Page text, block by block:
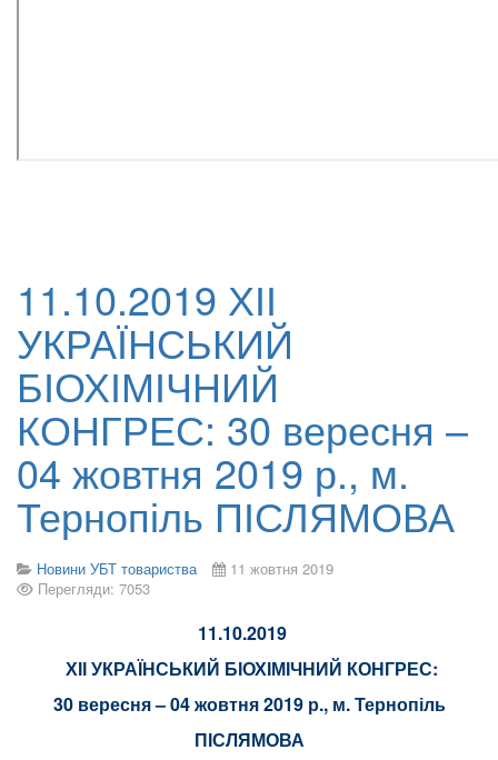
11.10.2019 ХІІ
УКРАЇНСЬКИЙ
БІОХІМІЧНИЙ
КОНГРЕС: 30 вересня –
04 жовтня 2019 р., м.
Тернопіль ПІСЛЯМОВА
Новини УБТ товариства
11 жовтня 2019
Перегляди: 7053
11.10.2019
ХІІ УКРАЇНСЬКИЙ БІОХІМІЧНИЙ КОНГРЕС:
30 вересня – 04 жовтня 2019 р., м. Тернопіль
ПІСЛЯМОВА